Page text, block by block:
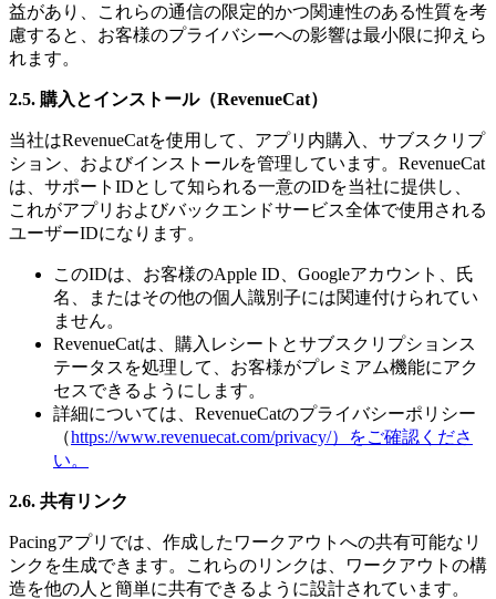
益があり、これらの通信の限定的かつ関連性のある性質を考
慮すると、お客様のプライバシーへの影響は最小限に抑えら
れます。
2.5. 購入とインストール（RevenueCat）
当社はRevenueCatを使用して、アプリ内購入、サブスクリプ
ション、およびインストールを管理しています。RevenueCat
は、サポートIDとして知られる一意のIDを当社に提供し、
これがアプリおよびバックエンドサービス全体で使用される
ユーザーIDになります。
このIDは、お客様のApple ID、Googleアカウント、氏
名、またはその他の個人識別子には関連付けられてい
ません。
RevenueCatは、購入レシートとサブスクリプションス
テータスを処理して、お客様がプレミアム機能にアク
セスできるようにします。
詳細については、RevenueCatのプライバシーポリシー
（https://www.revenuecat.com/privacy/）をご確認くださ
い。
2.6. 共有リンク
Pacingアプリでは、作成したワークアウトへの共有可能なリ
ンクを生成できます。これらのリンクは、ワークアウトの構
造を他の人と簡単に共有できるように設計されています。